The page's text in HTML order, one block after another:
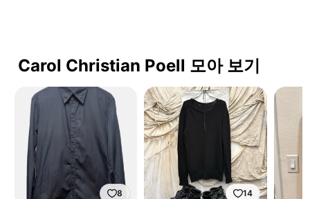
Carol Christian Poell 모아 보기
8 14